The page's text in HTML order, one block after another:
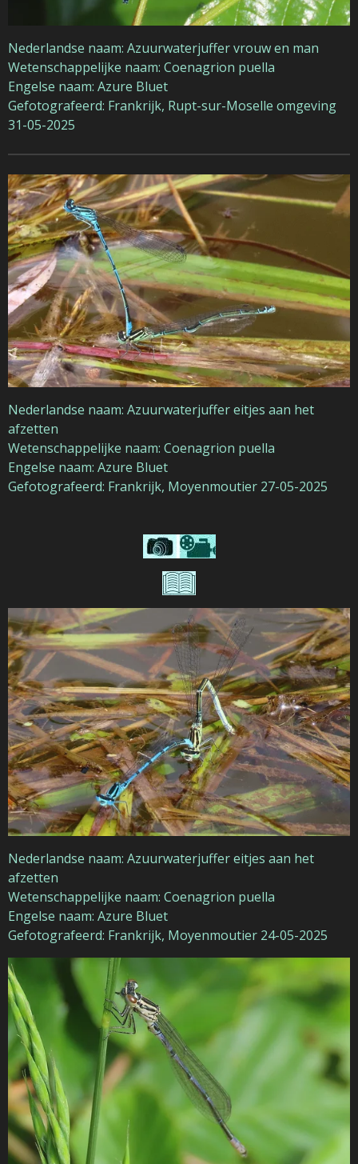
Nederlandse naam: Azuurwaterjuffer vrouw en man
Wetenschappelijke naam: Coenagrion puella
Engelse naam: Azure Bluet
Gefotografeerd: Frankrijk, Rupt-sur-Moselle omgeving
31-05-2025
Nederlandse naam: Azuurwaterjuffer eitjes aan het
afzetten
Wetenschappelijke naam: Coenagrion puella
Engelse naam: Azure Bluet
Gefotografeerd: Frankrijk, Moyenmoutier 27-05-2025
Nederlandse naam: Azuurwaterjuffer eitjes aan het
afzetten
Wetenschappelijke naam: Coenagrion puella
Engelse naam: Azure Bluet
Gefotografeerd: Frankrijk, Moyenmoutier 24-05-2025